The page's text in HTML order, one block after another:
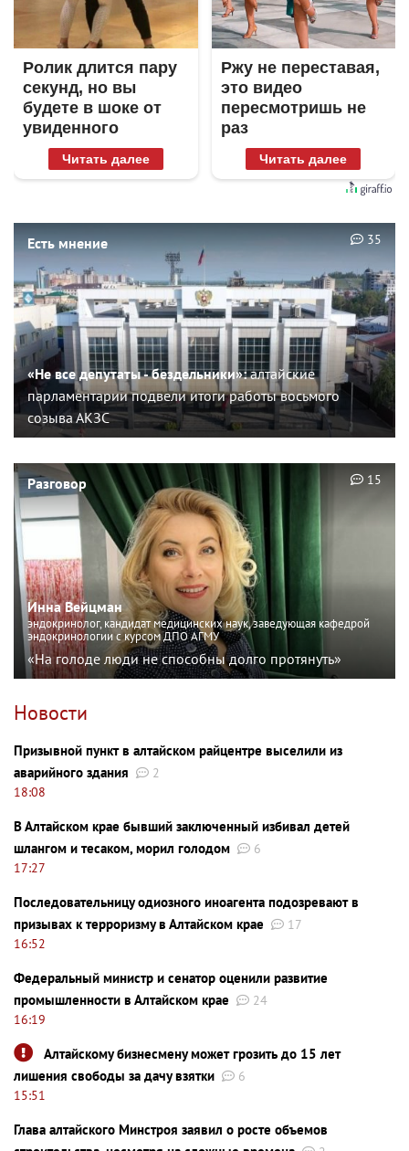
Ролик длится пару
секунд, но вы
будете в шоке от
увиденного
Читать далее
Ржу не переставая,
это видео
пересмотришь не
раз
Читать далее
Есть мнение
«Не все депутаты - бездельники»:алтайские
парламентарии подвели итоги работы восьмого
созыва АКЗС
35
Разговор
Инна Вейцман
эндокринолог, кандидат медицинских наук, заведующая кафедрой
эндокринологии с курсом ДПО АГМУ
«На голоде люди не способны долго протянуть»
15
Новости
Призывной пункт в алтайском райцентре выселили из
аварийного здания
2
18:08
В Алтайском крае бывший заключенный избивал детей
шлангом и тесаком, морил голодом
6
17:27
Последовательницу одиозного иноагента подозревают в
призывах к терроризму в Алтайском крае
17
16:52
Федеральный министр и сенатор оценили развитие
промышленности в Алтайском крае
24
16:19
Алтайскому бизнесмену может грозить до 15 лет
лишения свободы за дачу взятки
6
15:51
Глава алтайского Минстроя заявил о росте объемов